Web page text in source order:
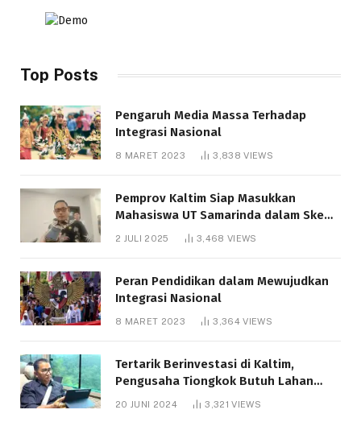
Top Posts
Pengaruh Media Massa Terhadap
Integrasi Nasional
8 MARET 2023 3,838VIEWS
Pemprov Kaltim Siap Masukkan
Mahasiswa UT Samarinda dalam Skema
Bantuan Pendidikan Gratispol
2 JULI 2025 3,468 VIEWS
Peran Pendidikan dalam Mewujudkan
Integrasi Nasional
8 MARET 2023 3,364VIEWS
Tertarik Berinvestasi di Kaltim,
Pengusaha Tiongkok Butuh Lahan
1.000 Hektare
20 JUNI 2024 3,321VIEWS